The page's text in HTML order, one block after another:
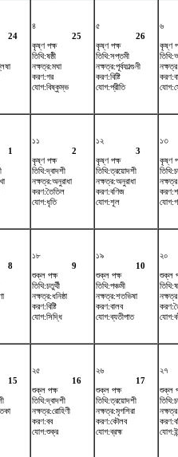
24
৪
25
কৃষ্ণ পক্ষ
তিথি:ষষ্ঠী
নক্ষত্র:মঘা
করণ:গর
যোগ:বিষ্কুম্ভ
৫
26
কৃষ্ণ পক্ষ
তিথি:সপ্তমী
নক্ষত্র:পূর্বফাল্গুনী
করণ:বিষ্টি
যোগ:প্রীতি
৬
কৃষ্ণ
1
১১
2
কৃষ্ণ পক্ষ
তিথি:দ্বাদশী
নক্ষত্র:অনুরাধা
করণ:তৈতিল
যোগ:ধৃতি
১২
3
কৃষ্ণ পক্ষ
তিথি:ত্রয়োদশী
নক্ষত্র:অনুরাধা
করণ:বণিজ
যোগ:শূল
১৩
কৃষ্ণ
8
১৮
9
শুক্ল পক্ষ
তিথি:চতুর্থী
নক্ষত্র:ধনিষ্ঠা
করণ:বিষ্টি
যোগ:সিদ্ধি
১৯
10
শুক্ল পক্ষ
তিথি:পঞ্চমী
নক্ষত্র:শতভিষ‌া
করণ:বালব
যোগ:ব্যতীপাত
২০
শুক্ল
15
২৫
16
শুক্ল পক্ষ
তিথি:দ্বাদশী
নক্ষত্র:রোহিণী
করণ:বব
যোগ:শুক্র
২৬
17
শুক্ল পক্ষ
তিথি:ত্রয়োদশী
নক্ষত্র:মৃগশিরা
করণ:কৌলব
যোগ:ব্রহ্ম
২৭
শুক্ল